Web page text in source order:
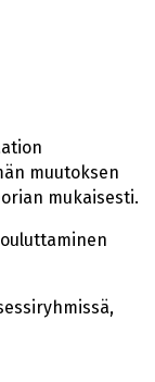
muutoksen
mukaisesti.